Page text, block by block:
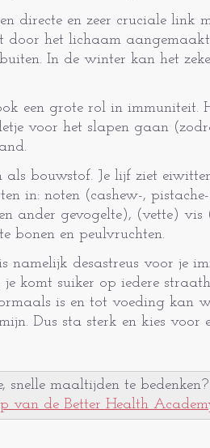
directe en zeer cruciale link
het lichaam
In de winter kan het
een grote rol in immuniteit.
voor het slapen gaan
bouwstof. Je lijf ziet
in: noten (cashew-,
ander gevogelte), (vette)
bonen en peulvruchten.
namelijk desastreus voor je
komt suiker op iedere
is en tot voeding kan
Dus sta sterk en kies voor
snelle maaltijden te
van de Better Health